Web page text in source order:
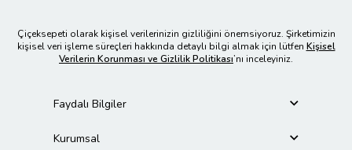
Çiçeksepeti olarak kişisel verilerinizin gizliliğini önemsiyoruz. Şirketimizin
kişisel veri işleme süreçleri hakkında detaylı bilgi almak için lütfen Kişisel
Verilerin Korunması ve Gizlilik Politikası’nı inceleyiniz.
Faydalı Bilgiler
Kurumsal